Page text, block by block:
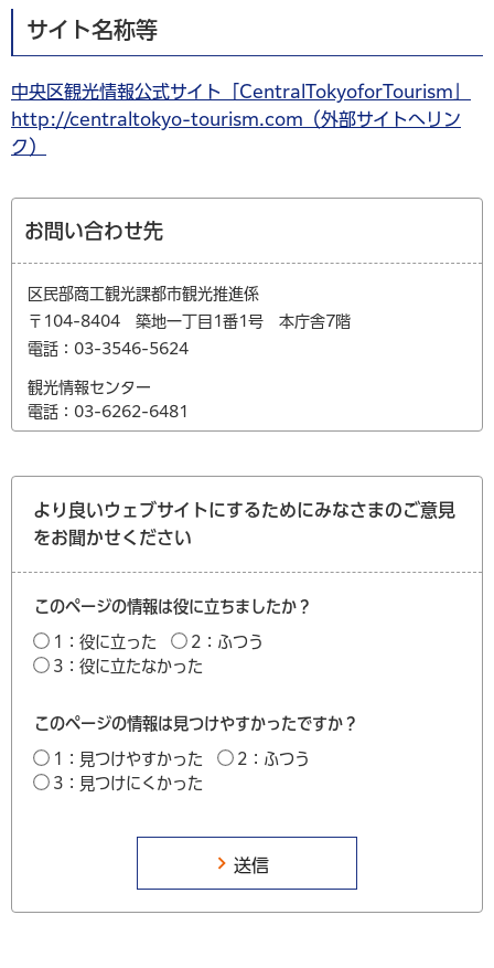
サイト名称等
中央区観光情報公式サイト「CentralTokyoforTourism」
http://centraltokyo-tourism.com（外部サイトへリン
ク）
お問い合わせ先
区民部商工観光課都市観光推進係
〒104-8404 築地一丁目1番1号 本庁舎7階
電話：03-3546-5624
観光情報センター
電話：03-6262-6481
より良いウェブサイトにするためにみなさまのご意見
をお聞かせください
このページの情報は役に立ちましたか？
1：役に立った
2：ふつう
3：役に立たなかった
このページの情報は見つけやすかったですか？
1：見つけやすかった
2：ふつう
3：見つけにくかった